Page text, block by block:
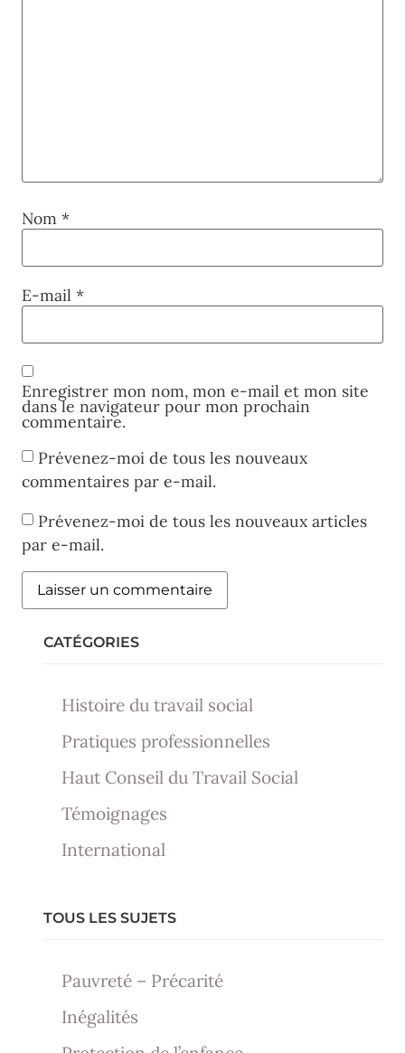
Nom *
E-mail *
Enregistrer mon nom, mon e-mail et mon site
dans le navigateur pour mon prochain
commentaire.
Prévenez-moi de tous les nouveaux
commentaires par e-mail.
Prévenez-moi de tous les nouveaux articles
par e-mail.
CATÉGORIES
Histoire du travail social
Pratiques professionnelles
Haut Conseil du Travail Social
Témoignages
International
TOUS LES SUJETS
Pauvreté – Précarité
Inégalités